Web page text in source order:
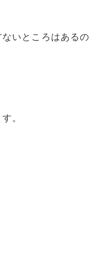
いところはあるの
。